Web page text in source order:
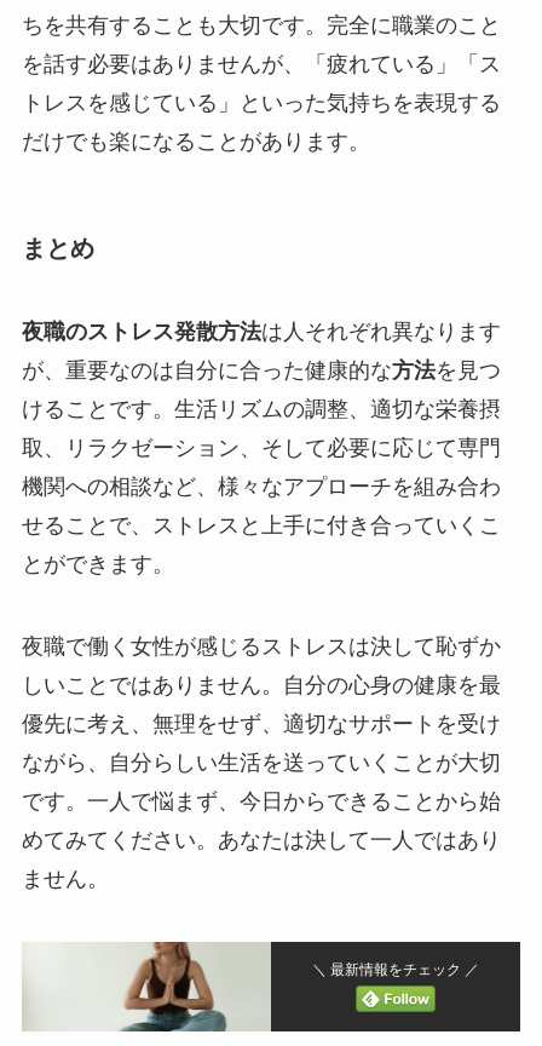
ちを共有することも大切です。完全に職業のこと
を話す必要はありませんが、「疲れている」「ス
トレスを感じている」といった気持ちを表現する
だけでも楽になることがあります。
まとめ
夜職のストレス発散方法は人それぞれ異なります
が、重要なのは自分に合った健康的な方法を見つ
けることです。生活リズムの調整、適切な栄養摂
取、リラクゼーション、そして必要に応じて専門
機関への相談など、様々なアプローチを組み合わ
せることで、ストレスと上手に付き合っていくこ
とができます。
夜職で働く女性が感じるストレスは決して恥ずか
しいことではありません。自分の心身の健康を最
優先に考え、無理をせず、適切なサポートを受け
ながら、自分らしい生活を送っていくことが大切
です。一人で悩まず、今日からできることから始
めてみてください。あなたは決して一人ではあり
ません。
＼ 最新情報をチェック ／